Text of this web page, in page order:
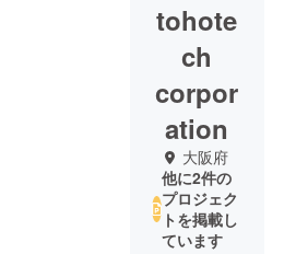
tohote
ch
corpor
ation
大阪府
他に2件の
プロジェク
トを掲載し
ています